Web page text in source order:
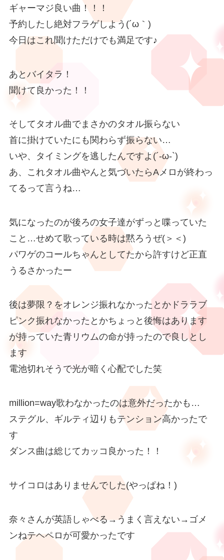
ギャーマジ良い曲！！！
予約したし絶対フラゲしよう(´ω｀)
今日はこれ聞けただけでも満足です♪
あとバイタラ！
聞けて良かった！！
そしてタオル曲でまさかのタオル振らない
首に掛けていたにも関わらず振らない…
いや、タイミングを逃したんですよ(´-ω-`)
あ、これタオル曲やんと気づいたらAメロが終わっ
てるって言うね…
気になったのが後ろの女子達がずっと喋っていた
こと…せめて歌っている時は黙ろうぜ(＞＜)
パワゲのコールちゃんとしてたから許すけど正直
うるさかったー
後は夢限？をオレンジ振れなかったとかドララブ
ピンク振れなかったとかちょっと後悔はあります
が持っていた青リウムの命が持ったので良しとし
ます
電池切れそうで光が暗く心配でした笑
million=way歌わなかったのは意外だったかも…
ステグル、ギルティ辺りもテンション高かったで
す
ダンス曲は総じてカッコ良かった！！
サイコロはありませんでした(やっぱね！)
奈々さんが英語しゃべる→うまく言えない→ゴメ
ンねテヘペロが可愛かったです